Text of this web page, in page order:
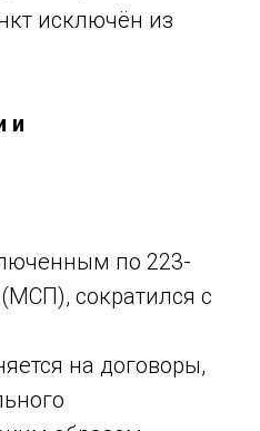
исключён из
и
по 223-
сократился с
на договоры,